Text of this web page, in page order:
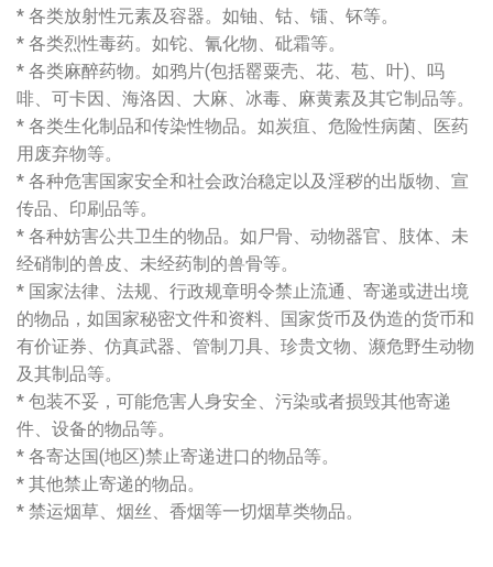
* 各类放射性元素及容器。如铀、钴、镭、钚等。
* 各类烈性毒药。如铊、氰化物、砒霜等。
* 各类麻醉药物。如鸦片(包括罂粟壳、花、苞、叶)、吗
啡、可卡因、海洛因、大麻、冰毒、麻黄素及其它制品等。
* 各类生化制品和传染性物品。如炭疽、危险性病菌、医药
用废弃物等。
* 各种危害国家安全和社会政治稳定以及淫秽的出版物、宣
传品、印刷品等。
* 各种妨害公共卫生的物品。如尸骨、动物器官、肢体、未
经硝制的兽皮、未经药制的兽骨等。
* 国家法律、法规、行政规章明令禁止流通、寄递或进出境
的物品，如国家秘密文件和资料、国家货币及伪造的货币和
有价证券、仿真武器、管制刀具、珍贵文物、濒危野生动物
及其制品等。
* 包装不妥，可能危害人身安全、污染或者损毁其他寄递
件、设备的物品等。
* 各寄达国(地区)禁止寄递进口的物品等。
* 其他禁止寄递的物品。
* 禁运烟草、烟丝、香烟等一切烟草类物品。